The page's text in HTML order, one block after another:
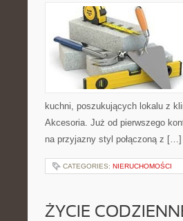
kuchni, poszukujących lokalu z
Akcesoria. Już od pierwszego
na przyjazny styl połączoną z […]
CATEGORIES: NIERUCHOMOŚCI
ŻYCIE